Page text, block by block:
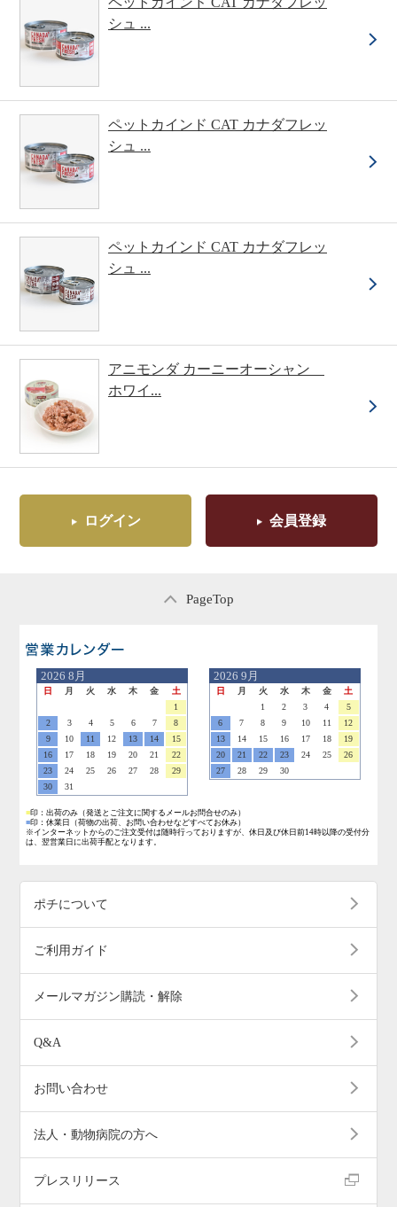
シュ ...
ペットカインド CAT カナダフレッ
シュ ...
ペットカインド CAT カナダフレッ
シュ ...
アニモンダ カーニーオーシャン
ホワイ...
ログイン 会員登録
PageTop
2026 8月
日 月 火 水 木 金
土
1
2
3 4 5 6 7
8
9
10 11 12 13 14
15
16
17 18 19 20 21
22
23
24 25 26 27 28
29
30
31
2026 9月
日 月 火 水 木 金
土
1
2 3 4
5
6
7 8 9 10 11
12
13
14 15 16 17 18
19
20
21 22 23 24 25
26
27
28 29 30
■印：出荷のみ （発送とご注文に関するメールお問合せのみ）
■印：休業日
（荷物の出荷、お問い合わせなどすべてお休み）
※インターネットからのご注文受付は随時行っておりますが、休日及び休日前14時以降の受付分
は、翌営業日に出荷手配となります。
ポチについて
ご利用ガイド
メールマガジン購読・解除
Q&A
お問い合わせ
法人・動物病院の方へ
プレスリリース